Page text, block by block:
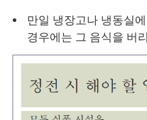
만일 냉장고나 냉동실
경우에는 그 음식을 버